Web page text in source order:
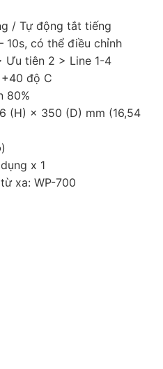
/ Tự động tắt tiếng
10s, có thể điều chỉnh
Ưu tiên 2 > Line 1-4
độ C
80%
(H) × 350 (D) mm (16,54
x 1
xa: WP-700